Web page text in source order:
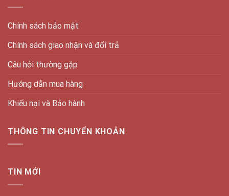
Chính sách bảo mật
Chính sách giao nhận và đổi trả
Câu hỏi thường gặp
Hướng dẫn mua hàng
Khiếu nại và Bảo hành
THÔNG TIN CHUYỂN KHOẢN
TIN MỚI